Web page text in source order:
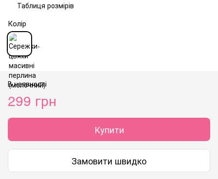
Таблиця розмірів
Колір
В наявності
299 грн
Купити
Замовити швидко